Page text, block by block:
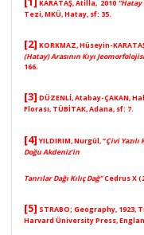
KARATAŞ, Atilla, 2010
Tezi, MKÜ, Hatay, sf: 35.
[2] KORKMAZ, Hüseyin-
(Hatay) Arasının Kıyı
166.
[3] DÜZENLİ, Atabay-ÇAKAN,
Florası, TÜBİTAK, Adana, sf: 7.
[4] YILDIRIM, Nurgül, “Çivi Yazılı
Doğu Akdeniz’in
Tanrılar Dağı Kılıç Dağ”Cedrus X
[5] STRABO; Geography, 1923,
Harvard Üniversity Press,